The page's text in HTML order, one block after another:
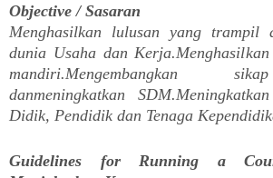
Objective / Sasaran
Menghasilkan lulusan yang
dunia Usaha dan
mandiri.Mengembangkan
danmeningkatkan
Didik, Pendidik dan Tenaga
Guidelines for Running a